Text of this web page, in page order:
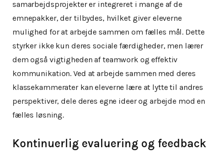
samarbejdsprojekter er integreret i mange af de
emnepakker, der tilbydes, hvilket giver eleverne
mulighed for at arbejde sammen om fælles mål. Dette
styrker ikke kun deres sociale færdigheder, men lærer
dem også vigtigheden af teamwork og effektiv
kommunikation. Ved at arbejde sammen med deres
klassekammerater kan eleverne lære at lytte til andres
perspektiver, dele deres egne ideer og arbejde mod en
fælles løsning.
Kontinuerlig evaluering og feedback